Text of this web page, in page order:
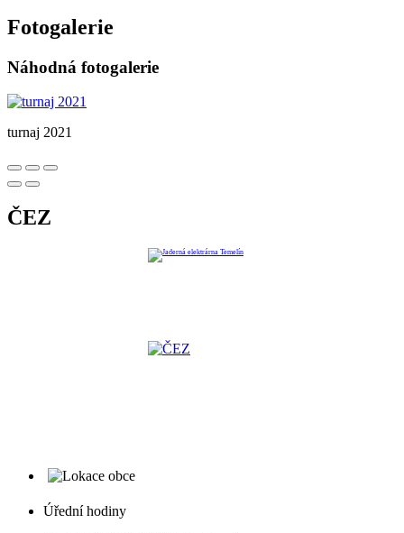
Fotogalerie
Náhodná fotogalerie
turnaj 2021
ČEZ
Úřední hodiny